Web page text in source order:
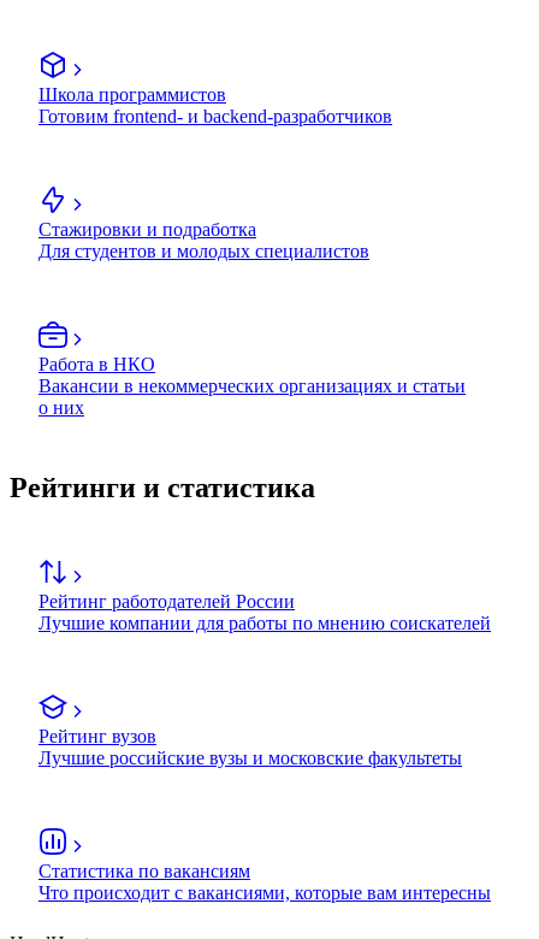
Школа программистов
Готовим frontend- и backend-разработчиков
Стажировки и подработка
Для студентов и молодых специалистов
Работа в НКО
Вакансии в некоммерческих организациях и статьи
о них
Рейтинги и статистика
Рейтинг работодателей России
Лучшие компании для работы по мнению соискателей
Рейтинг вузов
Лучшие российские вузы и московские факультеты
Статистика по вакансиям
Что происходит с вакансиями, которые вам интересны